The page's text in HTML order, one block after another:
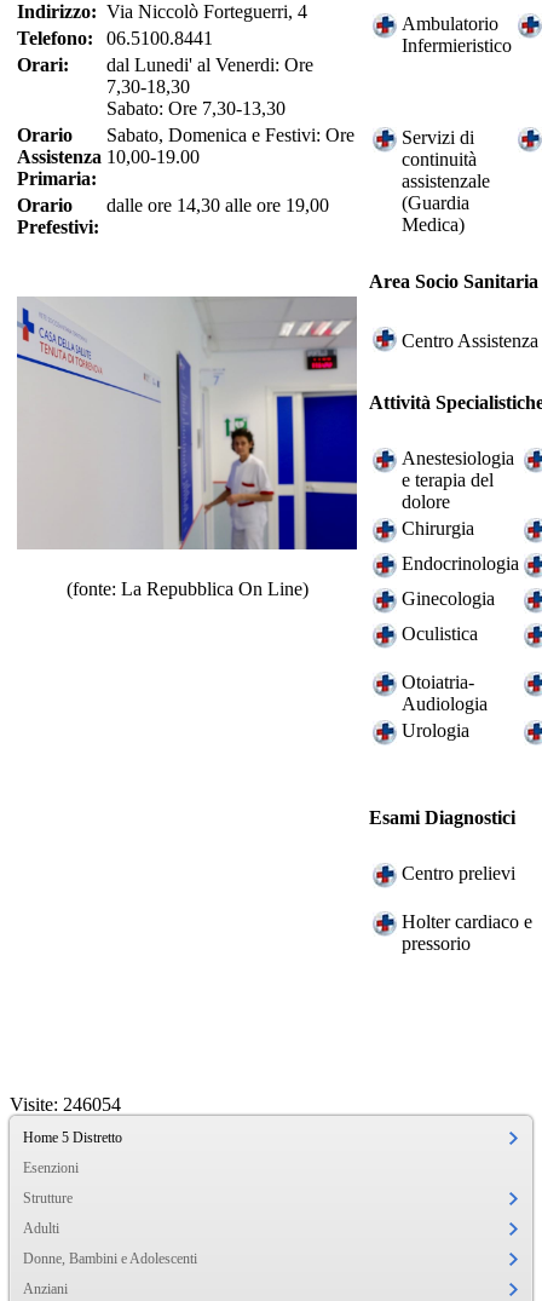
Indirizzo: Via Niccolò Forteguerri, 4
Telefono:
06.5100.8441
Orari:
dal Lunedi' al Venerdi: Ore
7,30-18,30
Sabato: Ore 7,30-13,30
Orario
Assistenza
Primaria:
Sabato, Domenica e Festivi: Ore
10,00-19.00
Orario
Prefestivi:
dalle ore 14,30 alle ore 19,00
(fonte: La Repubblica On Line)
Ambulatorio
Infermieristico
Servizi di
continuità
assistenzale
(Guardia
Medica)
Area Socio Sanitaria
Centro
Attività
Anestesiologia
e terapia del
dolore
Chirurgia
Endocrinologia
Ginecologia
Oculistica
Otoiatria-
Audiologia
Urologia
Esami Diagnostici
Centro prelievi
Holter cardiaco e
pressorio
Visite: 246054
Home 5 Distretto
Esenzioni
Strutture
Adulti
Donne, Bambini e Adolescenti
Anziani